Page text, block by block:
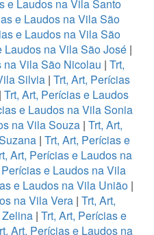
e Laudos na Vila Santo
e Laudos na Vila São
e Laudos na Vila São
Laudos na Vila São José |
na Vila São Nicolau | Trt,
Silvia | Trt, Art, Perícias
| Trt, Art, Perícias e Laudos
e Laudos na Vila Sonia
na Vila Souza | Trt, Art,
| Trt, Art, Perícias e
Art, Perícias e Laudos na
Perícias e Laudos na Vila
e Laudos na Vila União|
na Vila Vera| Trt, Art,
| Trt, Art, Perícias e
Art, Perícias e Laudos na